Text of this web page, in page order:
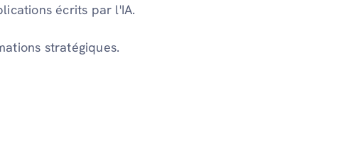
écrits par l'IA.
stratégiques.